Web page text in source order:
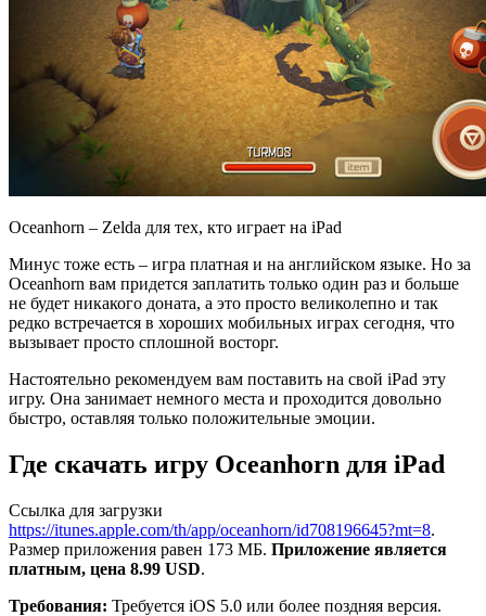
Oceanhorn – Zelda для тех, кто играет на iPad
Минус тоже есть – игра платная и на английском языке. Но за
Oceanhorn вам придется заплатить только один раз и больше
не будет никакого доната, а это просто великолепно и так
редко встречается в хороших мобильных играх сегодня, что
вызывает просто сплошной восторг.
Настоятельно рекомендуем вам поставить на свой iPad эту
игру. Она занимает немного места и проходится довольно
быстро, оставляя только положительные эмоции.
Где скачать игру Oceanhorn для iPad
Ссылка для загрузки
https://itunes.apple.com/th/app/oceanhorn/id708196645?mt=8.
Размер приложения равен 173 МБ. Приложение является
платным, цена 8.99 USD.
Требования: Требуется iOS 5.0 или более поздняя версия.